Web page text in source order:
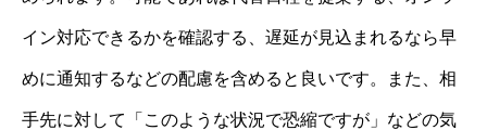
イン対応できるかを確認する、遅延が見込まれるなら早
めに通知するなどの配慮を含めると良いです。また、相
手先に対して「このような状況で恐縮ですが」などの気